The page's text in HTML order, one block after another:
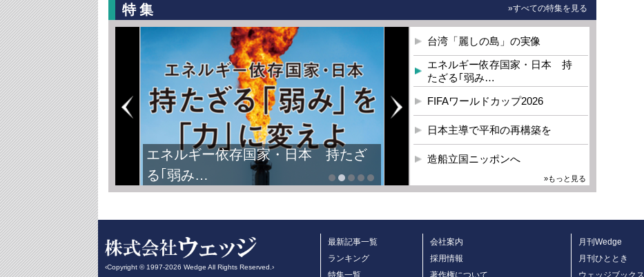
特集 »すべての特集を見る
エネルギー依存国家・日本 持たざ
る｢弱み…
台湾「麗しの島」の実像
エネルギー依存国家・日本 持
たざる｢弱み…
FIFAワールドカップ2026
日本主導で平和の再構築を
造船立国ニッポンへ
»もっと見る
‹Copyright © 1997-2026 Wedge All Rights Reserved.›
最新記事一覧
ランキング
特集一覧
会社案内
採用情報
著作権について
月刊Wedge
月刊ひととき
ウェッジブックス